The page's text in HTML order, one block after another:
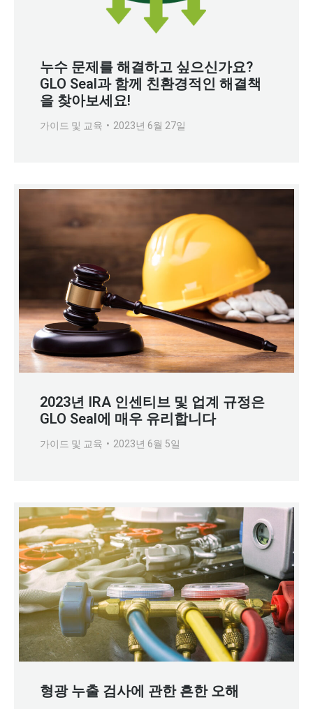
누수 문제를 해결하고 싶으신가요?
GLO Seal과 함께 친환경적인 해결책
을 찾아보세요!
가이드 및 교육 2023년 6월 27일
2023년 IRA 인센티브 및 업계 규정은
GLO Seal에 매우 유리합니다
가이드 및 교육 2023년 6월 5일
형광 누출 검사에 관한 흔한 오해